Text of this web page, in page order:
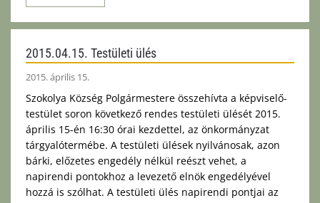
2015.04.15. Testületi ülés
2015. április 15.
Szokolya Község Polgármestere összehívta a képviselő-
testület soron következő rendes testületi ülését 2015.
április 15-én 16:30 órai kezdettel, az önkormányzat
tárgyalótermébe. A testületi ülések nyilvánosak, azon
bárki, előzetes engedély nélkül reészt vehet, a
napirendi pontokhoz a levezető elnök engedélyével
hozzá is szólhat. A testületi ülés napirendi pontjai az